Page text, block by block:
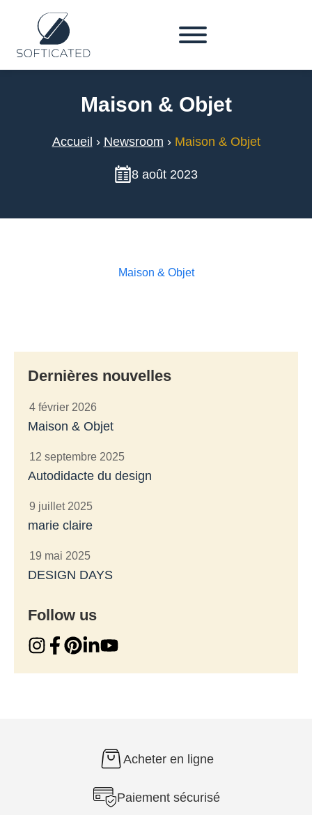
Maison & Objet
Accueil › Newsroom › Maison & Objet
8 août 2023
Maison & Objet
Dernières nouvelles
4 février 2026
Maison & Objet
12 septembre 2025
Autodidacte du design
9 juillet 2025
marie claire
19 mai 2025
DESIGN DAYS
Follow us
Acheter en ligne
Paiement sécurisé